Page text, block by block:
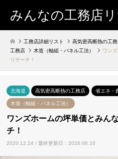
みんなの工務店
工務店詳細リスト 高気密高断熱の工
工務店
木造（軸組・パネル工法）
ワン
リサーチ！
北海道 高気密高断熱の工務店 省エネ・
木造（軸組・パネル工法）
ワンズホームの坪単価とみん
チ！
2020.12.24 / 最終更新日：2026.06.16